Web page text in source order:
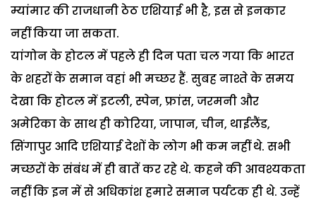
म्यांमार की राजधानी ठेठ एशियाई भी है, इस से इनकार
नहीं किया जा सकता.
यांगोन के होटल में पहले ही दिन पता चल गया कि भारत
के शहरों के समान वहां भी मच्छर हैं. सुबह नाश्ते के समय
देखा कि होटल में इटली, स्पेन, फ्रांस, जरमनी और
अमेरिका के साथ ही कोरिया, जापान, चीन, थाईलैंड,
सिंगापुर आदि एशियाई देशों के लोग भी कम नहीं थे. सभी
मच्छरों के संबंध में ही बातें कर रहे थे. कहने की आवश्यकता
नहीं कि इन में से अधिकांश हमारे समान पर्यटक ही थे. उन्हें